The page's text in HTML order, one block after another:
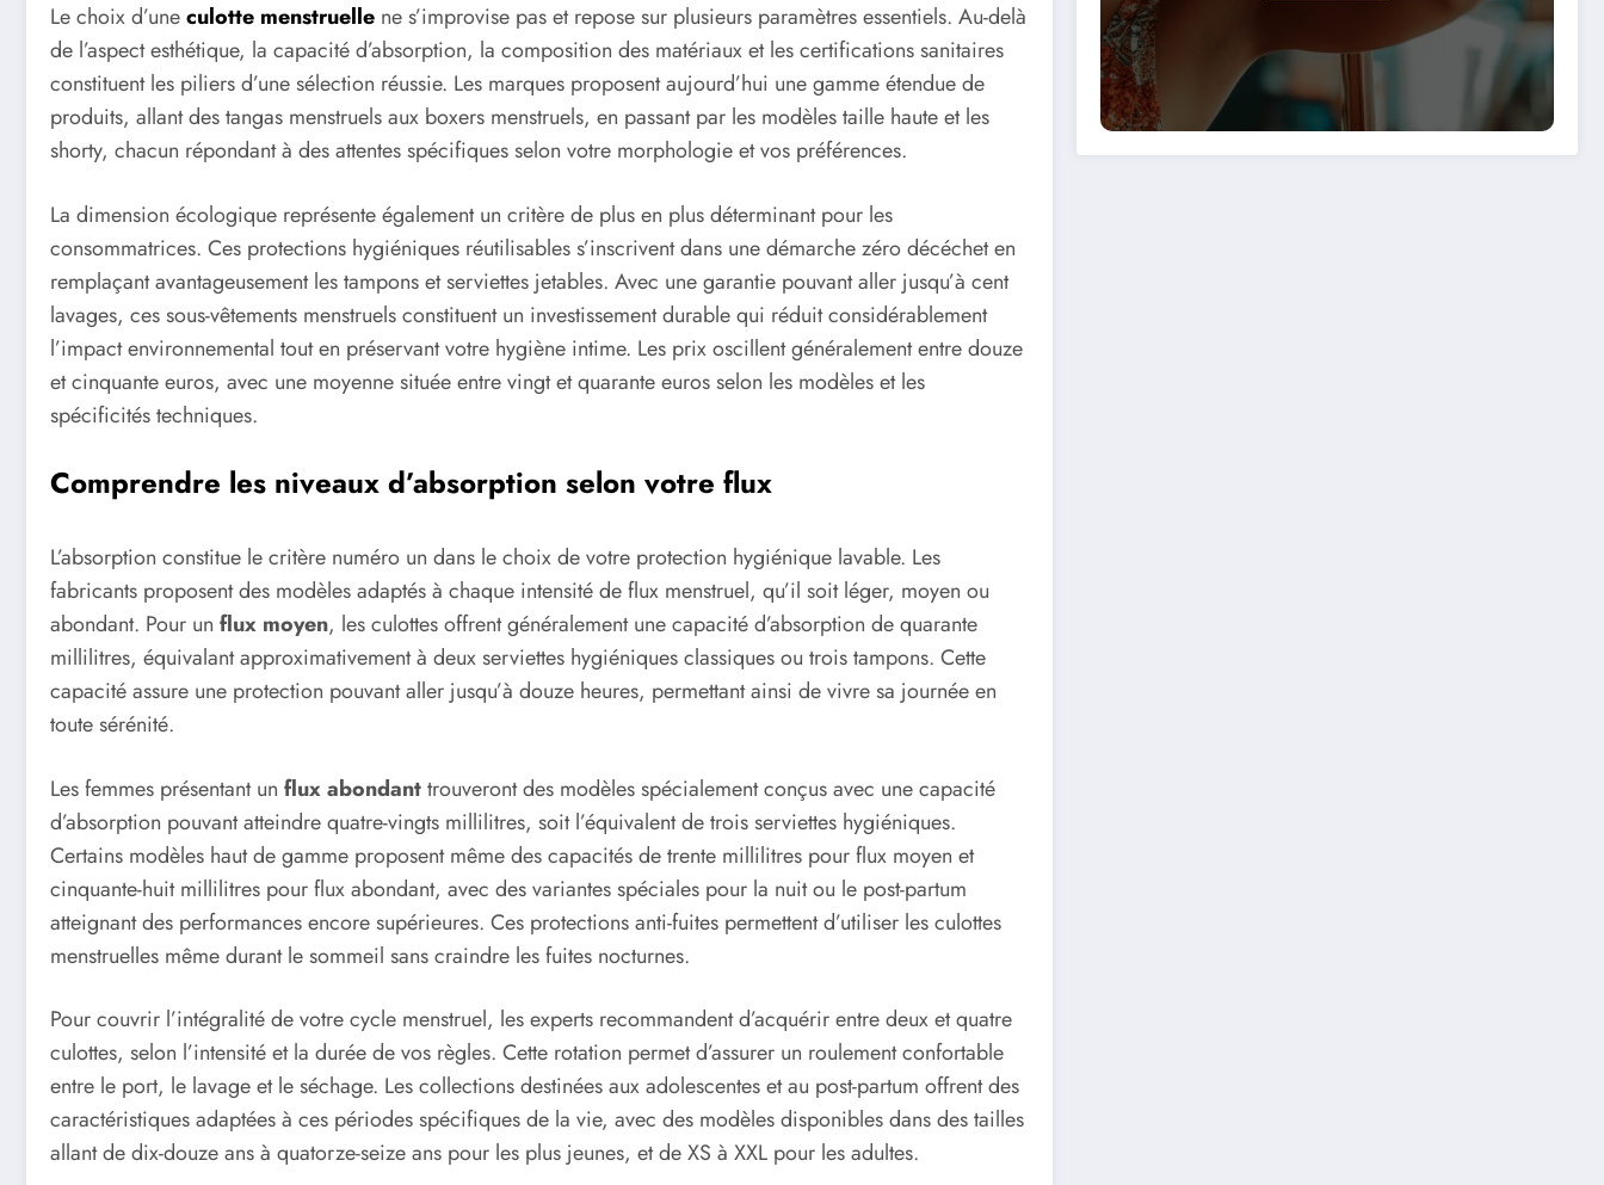
Le choix d’uneculotte menstruelle ne s’improvise pas et repose sur plusieurs paramètres essentiels. Au-delà
de l’aspect esthétique, la capacité d’absorption, la composition des matériaux et les certifications sanitaires
constituent les piliers d’une sélection réussie. Les marques proposent aujourd’hui une gamme étendue de
produits, allant des tangas menstruels aux boxers menstruels, en passant par les modèles taille haute et les
shorty, chacun répondant à des attentes spécifiques selon votre morphologie et vos préférences.
La dimension écologique représente également un critère de plus en plus déterminant pour les
consommatrices. Ces protections hygiéniques réutilisables s’inscrivent dans une démarche zéro décéchet en
remplaçant avantageusement les tampons et serviettes jetables. Avec une garantie pouvant aller jusqu’à cent
lavages, ces sous-vêtements menstruels constituent un investissement durable qui réduit considérablement
l’impact environnemental tout en préservant votre hygiène intime. Les prix oscillent généralement entre douze
et cinquante euros, avec une moyenne située entre vingt et quarante euros selon les modèles et les
spécificités techniques.
Comprendre les niveaux d’absorption selon votre flux
L’absorption constitue le critère numéro un dans le choix de votre protection hygiénique lavable. Les
fabricants proposent des modèles adaptés à chaque intensité de flux menstruel, qu’il soit léger, moyen ou
abondant. Pour un flux moyen, les culottes offrent généralement une capacité d’absorption de quarante
millilitres, équivalant approximativement à deux serviettes hygiéniques classiques ou trois tampons. Cette
capacité assure une protection pouvant aller jusqu’à douze heures, permettant ainsi de vivre sa journée en
toute sérénité.
Les femmes présentant un flux abondanttrouveront des modèles spécialement conçus avec une capacité
d’absorption pouvant atteindre quatre-vingts millilitres, soit l’équivalent de trois serviettes hygiéniques.
Certains modèles haut de gamme proposent même des capacités de trente millilitres pour flux moyen et
cinquante-huit millilitres pour flux abondant, avec des variantes spéciales pour la nuit ou le post-partum
atteignant des performances encore supérieures. Ces protections anti-fuites permettent d’utiliser les culottes
menstruelles même durant le sommeil sans craindre les fuites nocturnes.
Pour couvrir l’intégralité de votre cycle menstruel, les experts recommandent d’acquérir entre deux et quatre
culottes, selon l’intensité et la durée de vos règles. Cette rotation permet d’assurer un roulement confortable
entre le port, le lavage et le séchage. Les collections destinées aux adolescentes et au post-partum offrent des
caractéristiques adaptées à ces périodes spécifiques de la vie, avec des modèles disponibles dans des tailles
allant de dix-douze ans à quatorze-seize ans pour les plus jeunes, et de XS à XXL pour les adultes.